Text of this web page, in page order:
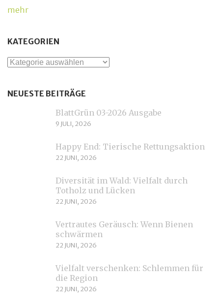
mehr
KATEGORIEN
Kategorien
NEUESTE BEITRÄGE
BlattGrün 03-2026 Ausgabe
9 JULI, 2026
Happy End: Tierische Rettungsaktion
22 JUNI, 2026
Diversität im Wald: Vielfalt durch
Totholz und Lücken
22 JUNI, 2026
Vertrautes Geräusch: Wenn Bienen
schwärmen
22 JUNI, 2026
Vielfalt verschenken: Schlemmen für
die Region
22 JUNI, 2026